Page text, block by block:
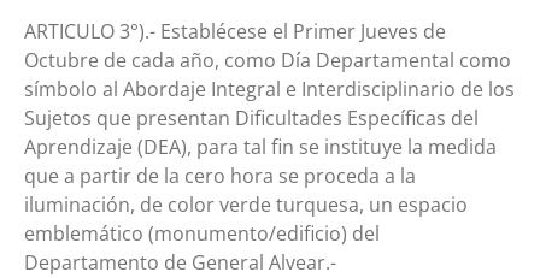
ARTICULO 3°).- Establécese el Primer Jueves de
Octubre de cada año, como Día Departamental como
símbolo al Abordaje Integral e Interdisciplinario de los
Sujetos que presentan Dificultades Específicas del
Aprendizaje (DEA), para tal fin se instituye la medida
que a partir de la cero hora se proceda a la
iluminación, de color verde turquesa, un espacio
emblemático (monumento/edificio) del
Departamento de General Alvear.-